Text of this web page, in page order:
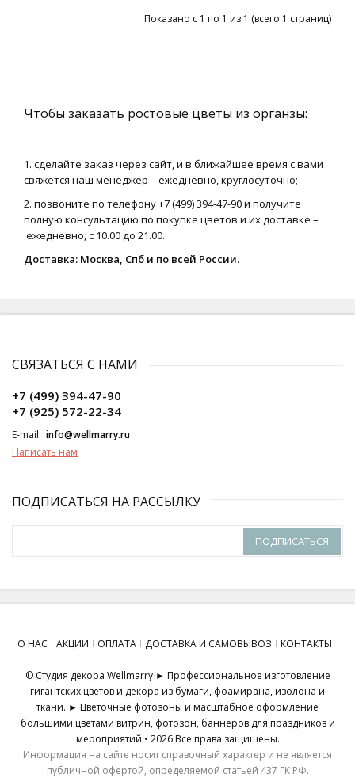
Показано с 1 по 1 из 1 (всего 1 страниц)
Чтобы заказать ростовые цветы из органзы:
1. сделайте заказ через сайт, и в ближайшее время с вами
свяжется наш менеджер – ежедневно, круглосуточно;
2. позвоните по телефону +7 (499) 394-47-90 и получите
полную консультацию по покупке цветов и их доставке –
ежедневно, с 10.00 до 21.00.
Доставка: Москва, Спб и по всей России.
СВЯЗАТЬСЯ С НАМИ
+7 (499) 394-47-90
+7 (925) 572-22-34
E-mail: info@wellmarry.ru
Написать нам
ПОДПИСАТЬСЯ НА РАССЫЛКУ
ПОДПИСАТЬСЯ
О НАС АКЦИИ ОПЛАТА ДОСТАВКА И САМОВЫВОЗ КОНТАКТЫ
© Студия декора Wellmarry ► Профессиональное изготовление
гигантских цветов и декора из бумаги, фоамирана, изолона и
ткани. ► Цветочные фотозоны и масштабное оформление
большими цветами витрин, фотозон, баннеров для праздников и
мероприятий.• 2026 Все права защищены.
Информация на сайте носит справочный характер и не является
публичной офертой, определяемой статьей 437 ГК РФ.